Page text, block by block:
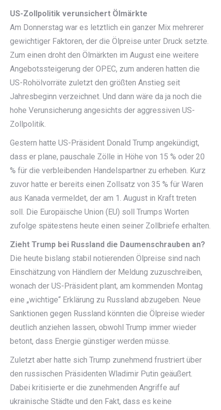
US-Zollpolitik verunsichert Ölmärkte
Am Donnerstag war es letztlich ein ganzer Mix mehrerer
gewichtiger Faktoren, der die Ölpreise unter Druck setzte.
Zum einen droht den Ölmärkten im August eine weitere
Angebotssteigerung der OPEC, zum anderen hatten die
US-Rohölvorräte zuletzt den größten Anstieg seit
Jahresbeginn verzeichnet. Und dann wäre da ja noch die
hohe Verunsicherung angesichts der aggressiven US-
Zollpolitik.
Gestern hatte US-Präsident Donald Trump angekündigt,
dass er plane, pauschale Zölle in Höhe von 15 % oder 20
% für die verbleibenden Handelspartner zu erheben. Kurz
zuvor hatte er bereits einen Zollsatz von 35 % für Waren
aus Kanada vermeldet, der am 1. August in Kraft treten
soll. Die Europäische Union (EU) soll Trumps Worten
zufolge spätestens heute einen seiner Zollbriefe erhalten.
Zieht Trump bei Russland die Daumenschrauben an?
Die heute bislang stabil notierenden Ölpreise sind nach
Einschätzung von Händlern der Meldung zuzuschreiben,
wonach der US-Präsident plant, am kommenden Montag
eine „wichtige“ Erklärung zu Russland abzugeben. Neue
Sanktionen gegen Russland könnten die Ölpreise wieder
deutlich anziehen lassen, obwohl Trump immer wieder
betont, dass Energie günstiger werden müsse.
Zuletzt aber hatte sich Trump zunehmend frustriert über
den russischen Präsidenten Wladimir Putin geäußert.
Dabei kritisierte er die zunehmenden Angriffe auf
ukrainische Städte und den Fakt, dass es keine